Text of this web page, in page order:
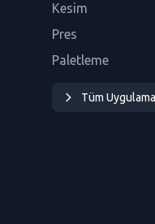
Kesim
Pres
Paletleme
Tüm